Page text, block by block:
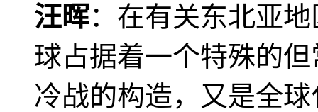
汪晖：在有关东北亚
球占据着一个特殊的
冷战的构造，又是全